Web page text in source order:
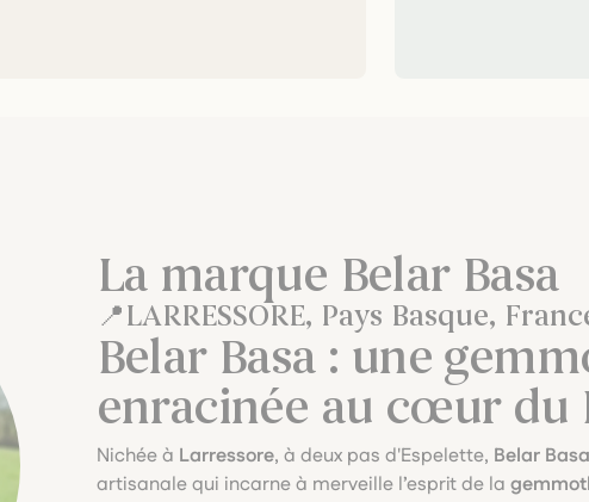
La marque Belar Basa
LARRESSORE, Pays Basque,
Belar Basa : une
enracinée au cœur du
Nichée à Larressore, à deux pas d'Espelette, Belar Basa
artisanale qui incarne à merveille l’esprit de la